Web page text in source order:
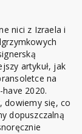
nici z Izraela i
artykuł, jak
na
2020.
dowiemy się, co
dopuszczalną